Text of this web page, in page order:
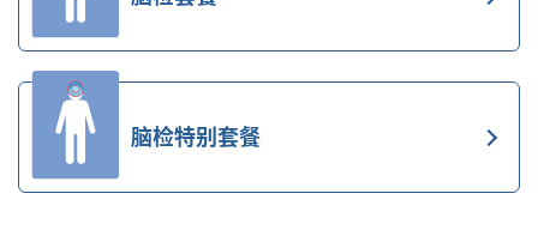
脑检特别套餐